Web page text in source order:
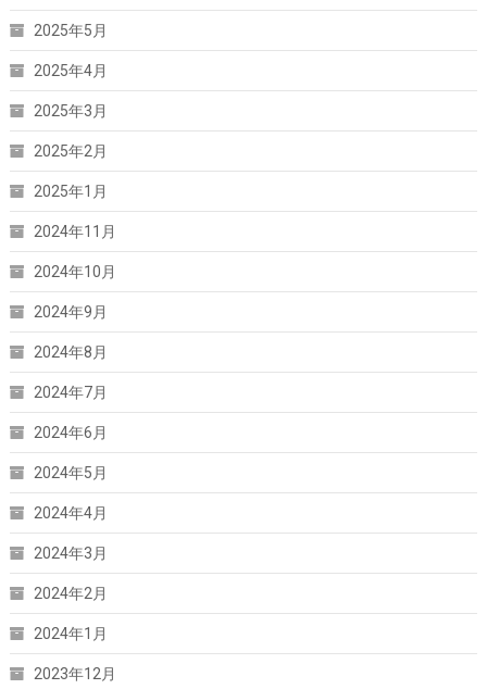
2025年5月
2025年4月
2025年3月
2025年2月
2025年1月
2024年11月
2024年10月
2024年9月
2024年8月
2024年7月
2024年6月
2024年5月
2024年4月
2024年3月
2024年2月
2024年1月
2023年12月